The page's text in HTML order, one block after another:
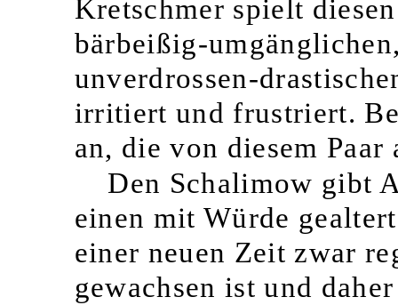
Kretschmer spielt
bärbeißig-
unverdrossen-
irritiert und frustriert.
an, die von diesem Paar
Den Schalimow gibt
einen mit Würde
einer neuen Zeit zwar
gewachsen ist und